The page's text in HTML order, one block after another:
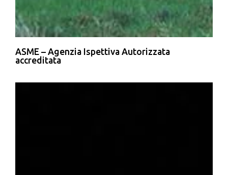
ASME – Agenzia Ispettiva Autorizzata
accreditata